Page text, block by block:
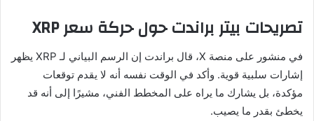
تصريحات بيتر براندت حول حركة سعر XRP
في منشور على منصة X، قال براندت إن الرسم البياني لـ XRP يظهر
إشارات سلبية قوية. وأكد في الوقت نفسه أنه لا يقدم توقعات
مؤكدة، بل يشارك ما يراه على المخطط الفني، مشيرًا إلى أنه قد
يخطئ بقدر ما يصيب.